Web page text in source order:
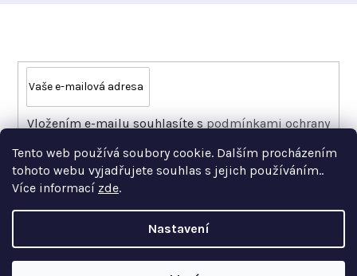
Tento web používá soubory cookie. Dalším procházením
tohoto webu vyjadřujete souhlas s jejich používáním..
Více informací zde.
Nastavení
Vložením e-mailu souhlasíte spodmínkami ochrany
PŘIHLÁSIT SE
Copyright 2026Xfer. Všechna práva vyhrazena.